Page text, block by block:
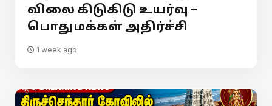
விலை கிடுகிடு உயர்வு –
பொதுமக்கள் அதிர்ச்சி
1 week ago